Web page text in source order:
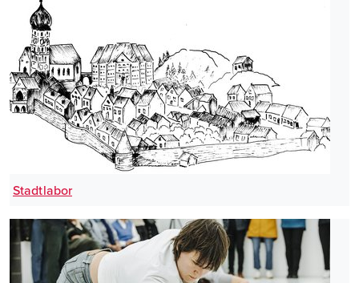
Stadtlabor